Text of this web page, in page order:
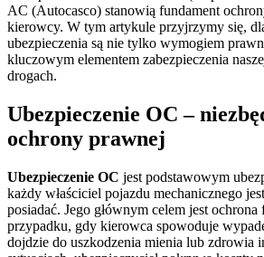
AC (Autocasco) stanowią fundament
kierowcy. W tym artykule przyjrzymy się,
ubezpieczenia są nie tylko wymogiem
kluczowym elementem zabezpieczenia
drogach.
Ubezpieczenie OC –
ochrony prawnej
Ubezpieczenie OC jest podstawowym
każdy właściciel pojazdu mechanicznego
posiadać. Jego głównym celem jest
przypadku, gdy kierowca spowoduje
dojdzie do uszkodzenia mienia lub zdrowia